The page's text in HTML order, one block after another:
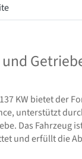
KW bietet der
unterstützt
Das Fahrzeug
und erfüllt die